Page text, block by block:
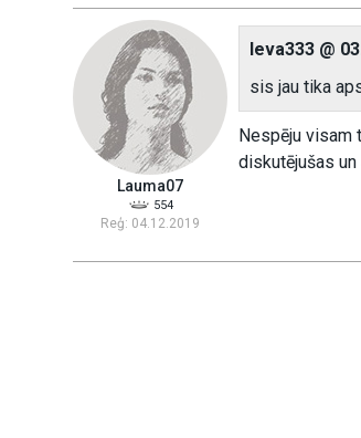
Lauma07
554
Reģ: 04.12.2019
Ieva333 @
sis jau tika
Nespēju
diskutējušas